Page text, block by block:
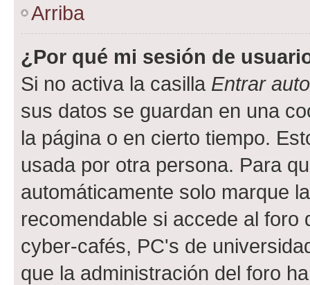
Arriba
¿Por qué mi sesión de
Si no activa la casilla Entrar
sus datos se guardan en una
la página o en cierto tiempo.
usada por otra persona. Para
automáticamente solo marque
recomendable si accede al foro
cyber-cafés, PC's de
que la administración del foro